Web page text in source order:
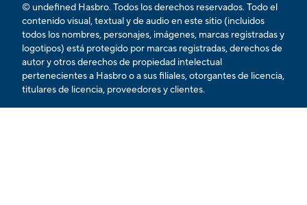
© undefined Hasbro. Todos los derechos reservados. Todo el
contenido visual, textual y de audio en este sitio (incluidos
todos los nombres, personajes, imágenes, marcas registradas y
logotipos) está protegido por marcas registradas, derechos de
autor y otros derechos de propiedad intelectual
pertenecientes a Hasbro o a sus filiales, otorgantes de licencia,
titulares de licencia, proveedores y clientes.